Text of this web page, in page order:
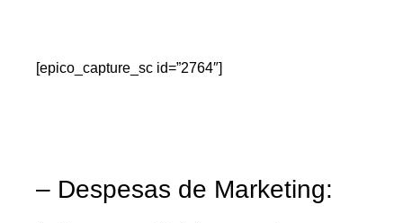
[epico_capture_sc id=”2764″]
– Despesas de Marketing: